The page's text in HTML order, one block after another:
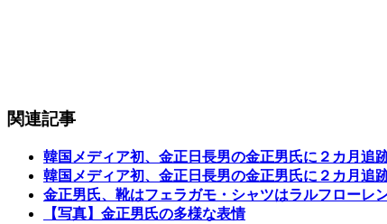
関連記事
韓国メディア初、金正日長男の金正男氏に２カ月追
韓国メディア初、金正日長男の金正男氏に２カ月追
金正男氏、靴はフェラガモ・シャツはラルフローレ
【写真】金正男氏の多様な表情